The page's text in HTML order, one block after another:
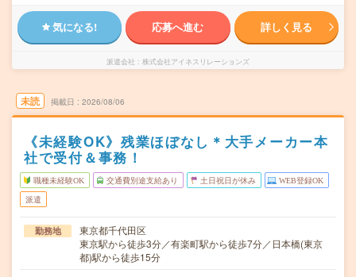
気になる! 応募へ進む 詳しく見る
派遣会社 株式会社アイネスリレーションズ
未読 掲載日 2026/08/06
《未経験OK》残業ほぼなし＊大手メーカー本
社で受付＆事務！
職種未経験OK 交通費別途支給あり 土日祝日が休み WEB登録OK
派遣
勤務地
東京都千代田区
東京駅から徒歩3分／有楽町駅から徒歩7分／日本橋(東京
都)駅から徒歩15分